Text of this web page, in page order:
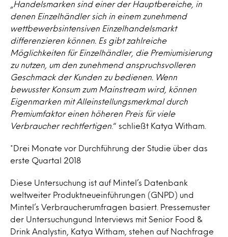
Handelsmarken sind einer der Hauptbereiche, in
denen Einzelhändler sich in einem zunehmend
wettbewerbsintensiven Einzelhandelsmarkt
differenzieren können. Es gibt zahlreiche
Möglichkeiten für Einzelhändler, die Premiumisierung
zu nutzen, um den zunehmend anspruchsvolleren
Geschmack der Kunden zu bedienen. Wenn
bewusster Konsum zum Mainstream wird, können
Eigenmarken mit Alleinstellungsmerkmal durch
Premiumfaktor einen höheren Preis für viele
Verbraucher rechtfertigen .“ schließt Katya Witham.
*Drei Monate vor Durchführung der Studie über das
erste Quartal 2018
Diese Untersuchung ist auf Mintel’s Datenbank
weltweiter Produktneueinführungen (GNPD) und
Mintel’s Verbraucherumfragen basiert. Pressemuster
der Untersuchungund Interviews mit Senior Food &
Drink Analystin, Katya Witham, stehen auf Nachfrage